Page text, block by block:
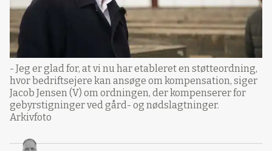
- Jeg er glad for, at vi nu har etableret en støtteordning,
hvor bedriftsejere kan ansøge om kompensation, siger
Jacob Jensen (V) om ordningen, der kompenserer for
gebyrstigninger ved gård- og nødslagtninger.
Arkivfoto